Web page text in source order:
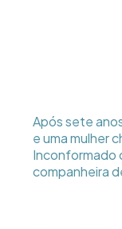
Após sete
e uma mulher
Inconformado
companheira